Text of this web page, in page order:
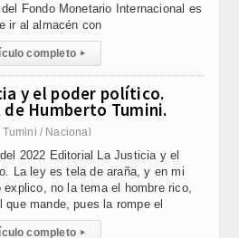
Fondo Monetario Internacional es
ir al almacén con
completo ▸
y el poder político.
Humberto Tumini.
/ Nacional
2022 Editorial La Justicia y el
La ley es tela de araña, y en mi
explico, no la tema el hombre rico,
que mande, pues la rompe el
completo ▸